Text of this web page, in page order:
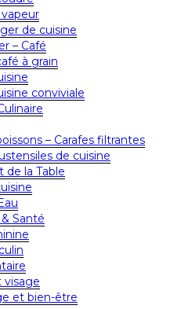
de cuisine
– Café
à grain
conviviale
– Carafes filtrantes
de cuisine
de la Table
Santé
visage
et bien-être